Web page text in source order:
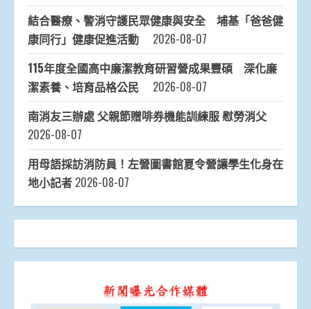
結合醫療、警消守護民眾健康與安全 埔基「爸爸健
康同行」健康促進活動
2026-08-07
115年度全國高中廉潔教育研習營成果豐碩 深化廉
潔素養、培育品格公民
2026-08-07
南消友三辦處 父親節贈啡券機能訓練服 慰勞消父
2026-08-07
用母語採訪消防員！左營圖書館夏令營讓學生化身在
地小記者 2026-08-07